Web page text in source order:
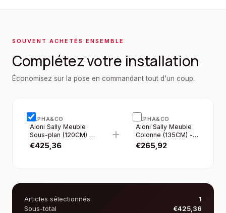
SOUVENT ACHETÉS ENSEMBLE
Complétez votre installation
Économisez sur la pose en commandant tout d'un coup.
ALPHA&CO
Aloni Sally Meuble
Sous-plan (120CM) -
Noir Mat
€425,36
+
ALPHA&CO
Aloni Sally Meuble
Colonne (135CM) -
Noir Mat
€265,92
Articles sélectionnés
1
Sous-total
€425,36